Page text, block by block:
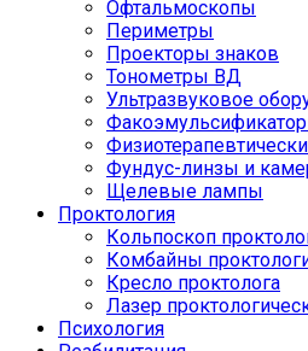
Офтальмоскопы
Периметры
Проекторы знаков
Тонометры ВД
Ультразвуковое
Фундус-линзы и
Щелевые лампы
Проктология
Кольпоскоп
Комбайны
Кресло проктолога
Лазер
Психология